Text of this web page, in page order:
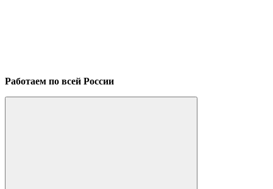
Работаем по всей России